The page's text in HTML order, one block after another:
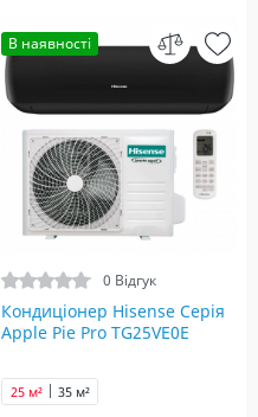
В наявності
0 Відгук
Кондиціонер Hisense Серія
Apple Pie Pro TG25VE0E
25 м² 35 м²